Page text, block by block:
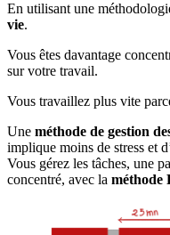
En utilisant une
vie.
Vous êtes davantage
sur votre travail.
Vous travaillez plus vite
Une méthode de gestion
implique moins de stress et
Vous gérez les tâches, une
concentré, avec la méthode